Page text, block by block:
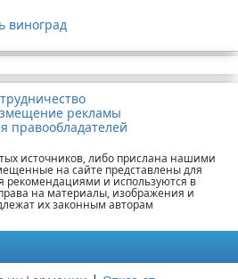
виноград
рекламы
правообладателей
источников, либо прислана нашими
на сайте представлены для
рекомендациями и используются в
на материалы, изображения и
их законным авторам